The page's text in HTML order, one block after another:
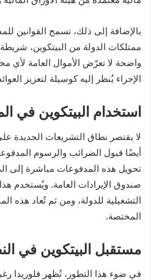
بالإضافة إلى ذلك، تسمح القوانين
ممتلكات الدولة من البيتكوين،
واضحة لا تعرّض الأموال العامة لأي
الإجراء يُنظر إليه كوسيلة لتعزيز
استخدام البيتكوين في
لا يقتصر نطاق التشريعات الجديدة
أيضًا قبول الضرائب والرسوم
تحويل هذه المدفوعات مباشرة إلى
صندوق الإيرادات العامة. ويُستخدم
التشغيلية للدولة، ومن ثم تُعاد هذه
المختصة.
مستقبل البيتكوين في
في ضوء هذا التطور، تُظهر فلوريدا